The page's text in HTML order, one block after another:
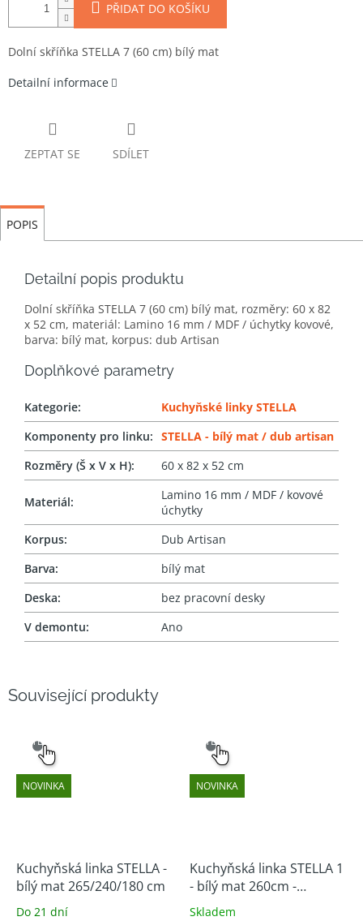
PŘIDAT DO KOŠÍKU
Dolní skříňka STELLA 7 (60 cm) bílý mat
Detailní informace
ZEPTAT SE SDÍLET
Související produkty
NOVINKA
VÝBĚR
Kuchyňská linka STELLA -
bílý mat 265/240/180 cm
Do 21 dní
NOVINKA
VÝBĚR
Kuchyňská linka STELLA 1
- bílý mat 260cm -
skladem
Skladem
POPIS
Detailní popis produktu
Dolní skříňka STELLA 7 (60 cm) bílý mat, rozměry: 60 x 82
x 52 cm, materiál: Lamino 16 mm / MDF / úchytky kovové,
barva: bílý mat, korpus: dub Artisan
Doplňkové parametry
Kategorie:
Kuchyňské linky STELLA
Komponenty pro linku: STELLA - bílý mat / dub artisan
Rozměry (Š x V x H): 60 x 82 x 52 cm
Materiál:
Lamino 16 mm / MDF / kovové
úchytky
Korpus:
Dub Artisan
Barva:
bílý mat
Deska:
bez pracovní desky
V demontu: Ano